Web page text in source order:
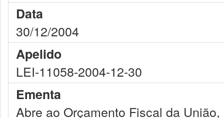
Data
30/12/2004
Apelido
LEI-11058-2004-12-30
Ementa
Abre ao Orçamento Fiscal da